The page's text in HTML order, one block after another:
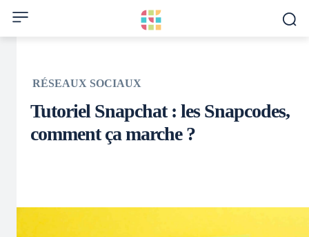
RÉSEAUX SOCIAUX
Tutoriel Snapchat : les Snapcodes,
comment ça marche ?